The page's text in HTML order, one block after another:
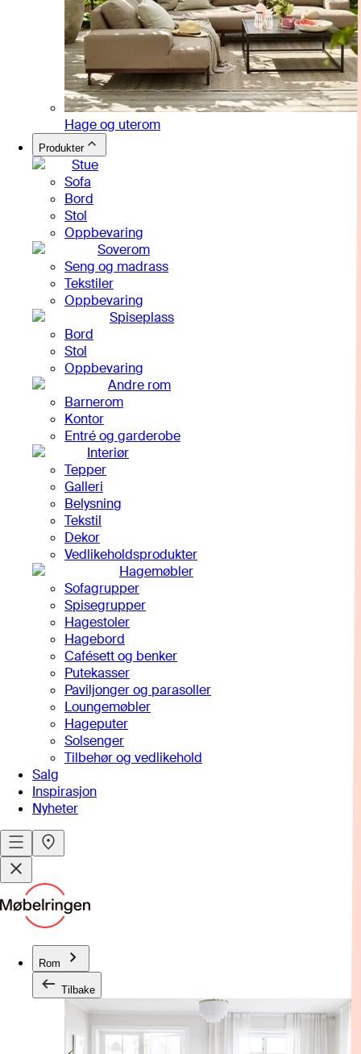
Hage og uterom
Produkter
Stue
Sofa
Bord
Stol
Oppbevaring
Soverom
Seng og madrass
Tekstiler
Oppbevaring
Spiseplass
Bord
Stol
Oppbevaring
Andre rom
Barnerom
Kontor
Entré og garderobe
Interiør
Tepper
Galleri
Belysning
Tekstil
Dekor
Vedlikeholdsprodukter
Hagemøbler
Sofagrupper
Spisegrupper
Hagestoler
Hagebord
Cafésett og benker
Putekasser
Paviljonger og parasoller
Loungemøbler
Hageputer
Solsenger
Tilbehør og vedlikehold
Salg
Inspirasjon
Nyheter
Rom
Tilbake